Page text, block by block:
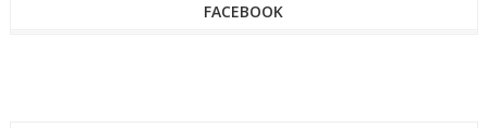
FACEBOOK